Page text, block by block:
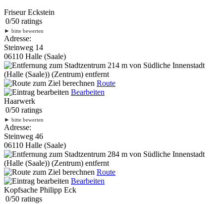
Friseur Eckstein
0/50 ratings
► bitte bewerten
Adresse:
Steinweg 14
06110 Halle (Saale)
214 m von Südliche Innenstadt
(Halle (Saale)) (Zentrum) entfernt
Route
Bearbeiten
Haarwerk
0/50 ratings
► bitte bewerten
Adresse:
Steinweg 46
06110 Halle (Saale)
284 m von Südliche Innenstadt
(Halle (Saale)) (Zentrum) entfernt
Route
Bearbeiten
Kopfsache Philipp Eck
0/50 ratings